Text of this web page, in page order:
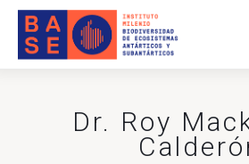
Dr. Roy
INICIO